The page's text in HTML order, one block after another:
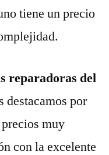
tiene un precio
reparadoras del
destacamos por
muy
con la excelente